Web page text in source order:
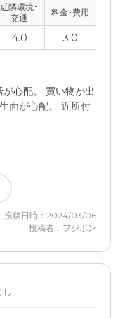
。通常のアパートと
た。
いた。風呂も定期
った。
た。
金は特に気にならな
近隣環境･
交通
料金･費用
4.0 3.0
心配。 買い物が出
面が心配。 近所付
ド面、ソフト面。
されており、細か
ついて
投稿日時：2024/03/06
投稿者：フジポン